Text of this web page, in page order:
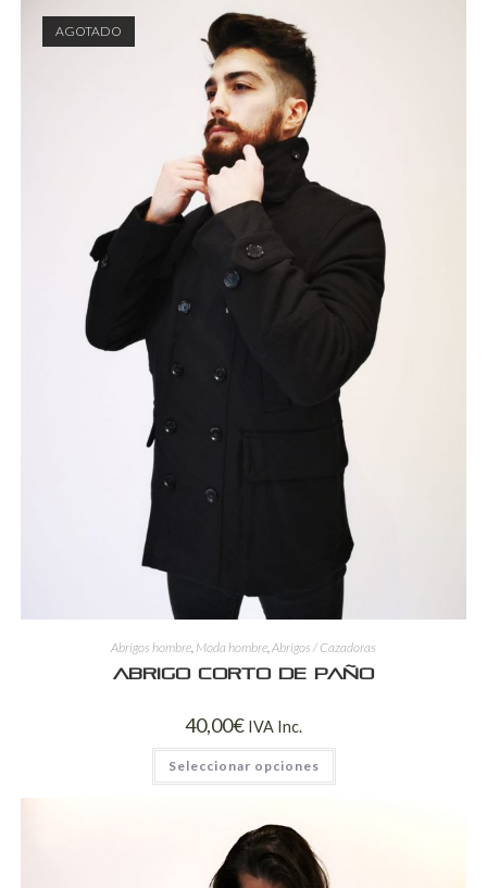
AGOTADO
Abrigos hombre Moda hombre Abrigos / Cazadoras
Abrigo corto de paño
40,00€ IVA Inc.
Seleccionar opciones